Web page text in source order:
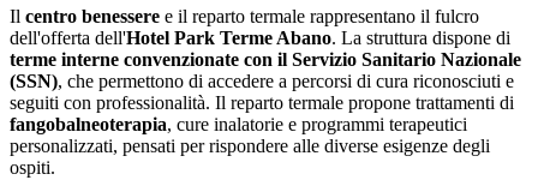
Il centro benessere e il reparto termale rappresentano il fulcro
dell'offerta dell'Hotel Park Terme Abano. La struttura dispone di
terme interne convenzionate con il Servizio Sanitario Nazionale
(SSN), che permettono di accedere a percorsi di cura riconosciuti e
seguiti con professionalità. Il reparto termale propone trattamenti di
fangobalneoterapia, cure inalatorie e programmi terapeutici
personalizzati, pensati per rispondere alle diverse esigenze degli
ospiti.